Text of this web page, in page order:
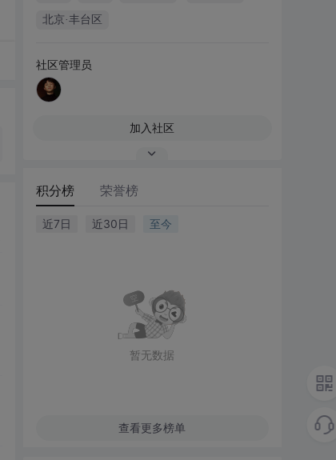
北京·丰台区
社区管理员
加入社区
积分榜 荣誉榜
近7日 近30日 至今
暂无数据
查看更多榜单